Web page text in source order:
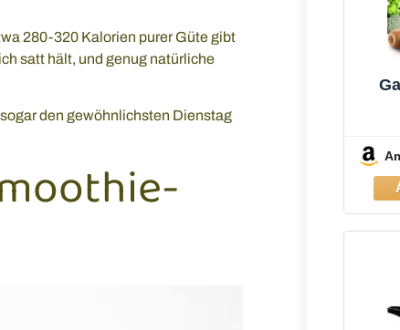
280-320 Kalorien purer Güte gibt
satt hält, und genug natürliche
den gewöhnlichsten Dienstag